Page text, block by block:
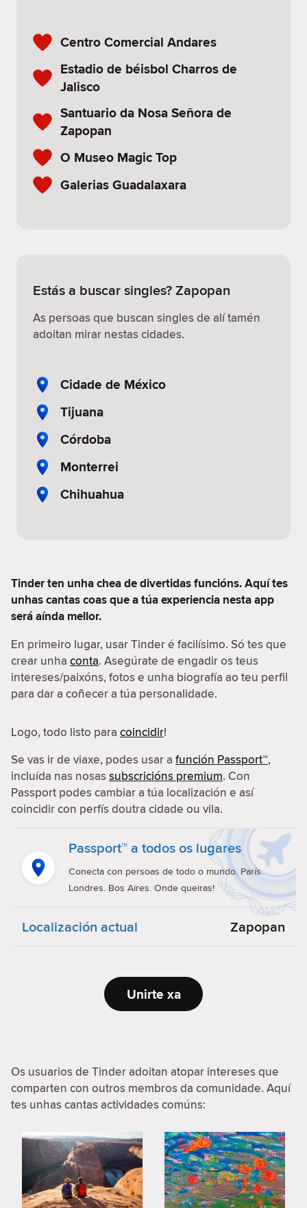
Centro Comercial Andares
Estadio de béisbol Charros de
Jalisco
Santuario da Nosa Señora de
Zapopan
O Museo Magic Top
Galerias Guadalaxara
Estás a buscar singles? Zapopan
As persoas que buscan singles de alí tamén
adoitan mirar nestas cidades.
Cidade de México
Tijuana
Córdoba
Monterrei
Chihuahua
Tinder ten unha chea de divertidas funcións. Aquí tes
unhas cantas coas que a túa experiencia nesta app
será aínda mellor.
En primeiro lugar, usar Tinder é facilísimo. Só tes que
crear unha conta. Asegúrate de engadir os teus
intereses/paixóns, fotos e unha biografía ao teu perfil
para dar a coñecer a túa personalidade.
Logo, todo listo para coincidir!
Se vas ir de viaxe, podes usar a función Passport™,
incluída nas nosassubscricións premium. Con
Passport podes cambiar a túa localización e así
coincidir con perfís doutra cidade ou vila.
Passport™ a todos os lugares
Conecta con persoas de todo o mundo. París.
Londres. Bos Aires. Onde queiras!
Localización actual Zapopan
Unirte xa
Os usuarios de Tinder adoitan atopar intereses que
comparten con outros membros da comunidade. Aquí
tes unhas cantas actividades comúns: